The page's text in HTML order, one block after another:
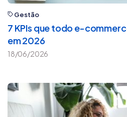
Gestão
7 KPIs que todo e-
em 2026
18/06/2026